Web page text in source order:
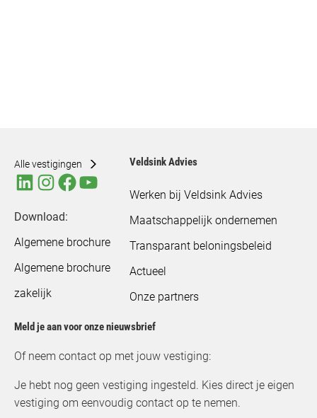
Alle vestigingen
Download:
Algemene brochure
Algemene brochure
zakelijk
Veldsink Advies
Werken bij Veldsink Advies
Maatschappelijk ondernemen
Transparant beloningsbeleid
Actueel
Onze partners
Meld je aan voor onze nieuwsbrief
Of neem contact op met jouw vestiging:
Je hebt nog geen vestiging ingesteld. Kies direct je eigen
vestiging om eenvoudig contact op te nemen.